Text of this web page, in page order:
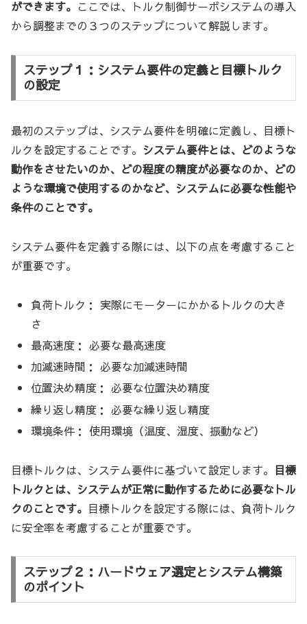
ができます。 ここでは、トルク制御サーボシステムの導入
から調整までの３つのステップについて解説します。
ステップ１：システム要件の定義と目標トルク
の設定
最初のステップは、システム要件を明確に定義し、目標ト
ルクを設定することです。 システム要件とは、どのような
動作をさせたいのか、どの程度の精度が必要なのか、どの
ような環境で使用するのかなど、システムに必要な性能や
条件のことです。
システム要件を定義する際には、以下の点を考慮すること
が重要です。
負荷トルク： 実際にモーターにかかるトルクの大き
さ
最高速度： 必要な最高速度
加減速時間： 必要な加減速時間
位置決め精度： 必要な位置決め精度
繰り返し精度： 必要な繰り返し精度
環境条件： 使用環境（温度、湿度、振動など）
目標トルクは、システム要件に基づいて設定します。 目標
トルクとは、システムが正常に動作するために必要なトル
クのことです。 目標トルクを設定する際には、負荷トルク
に安全率を考慮することが重要です。
ステップ２：ハードウェア選定とシステム構築
のポイント